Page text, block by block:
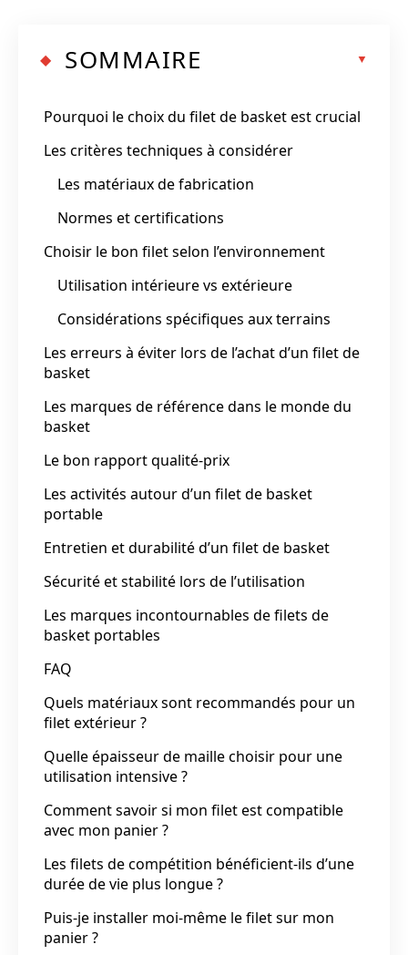
SOMMAIRE
Pourquoi le choix du filet de basket est crucial
Les critères techniques à considérer
Les matériaux de fabrication
Normes et certifications
Choisir le bon filet selon l’environnement
Utilisation intérieure vs extérieure
Considérations spécifiques aux terrains
Les erreurs à éviter lors de l’achat d’un filet de
basket
Les marques de référence dans le monde du
basket
Le bon rapport qualité-prix
Les activités autour d’un filet de basket
portable
Entretien et durabilité d’un filet de basket
Sécurité et stabilité lors de l’utilisation
Les marques incontournables de filets de
basket portables
FAQ
Quels matériaux sont recommandés pour un
filet extérieur ?
Quelle épaisseur de maille choisir pour une
utilisation intensive ?
Comment savoir si mon filet est compatible
avec mon panier ?
Les filets de compétition bénéficient-ils d’une
durée de vie plus longue ?
Puis-je installer moi-même le filet sur mon
panier ?